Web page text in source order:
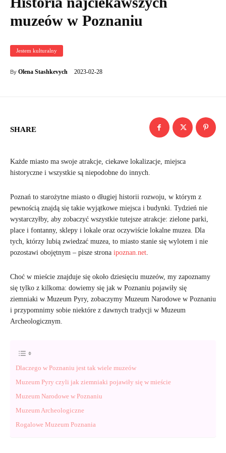
muzeów w Poznaniu
Jestem kulturalny
By Olena Stashkevych 2023-02-28
SHARE
Każde miasto ma swoje atrakcje, ciekawe lokalizacje, miejsca
historyczne i wszystkie są niepodobne do innych.
Poznań to starożytne miasto o długiej historii rozwoju, w którym z
pewnością znajdą się takie wyjątkowe miejsca i budynki. Tydzień nie
wystarczyłby, aby zobaczyć wszystkie tutejsze atrakcje: zielone parki,
place i fontanny, sklepy i lokale oraz oczywiście lokalne muzea. Dla
tych, którzy lubią zwiedzać muzea, to miasto stanie się wylotem i nie
pozostawi obojętnym – pisze strona ipoznan.net.
Choć w mieście znajduje się około dziesięciu muzeów, my zapoznamy
się tylko z kilkoma: dowiemy się jak w Poznaniu pojawiły się
ziemniaki w Muzeum Pyry, zobaczymy Muzeum Narodowe w Poznaniu
i przypomnimy sobie niektóre z dawnych tradycji w Muzeum
Archeologicznym.
Dlaczego w Poznaniu jest tak wiele muzeów
Muzeum Pyry czyli jak ziemniaki pojawiły się w mieście
Muzeum Narodowe w Poznaniu
Muzeum Archeologiczne
Rogalowe Muzeum Poznania